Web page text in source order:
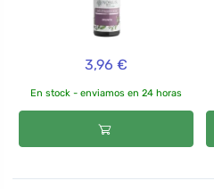
3,96 €
En stock - enviamos en 24 horas